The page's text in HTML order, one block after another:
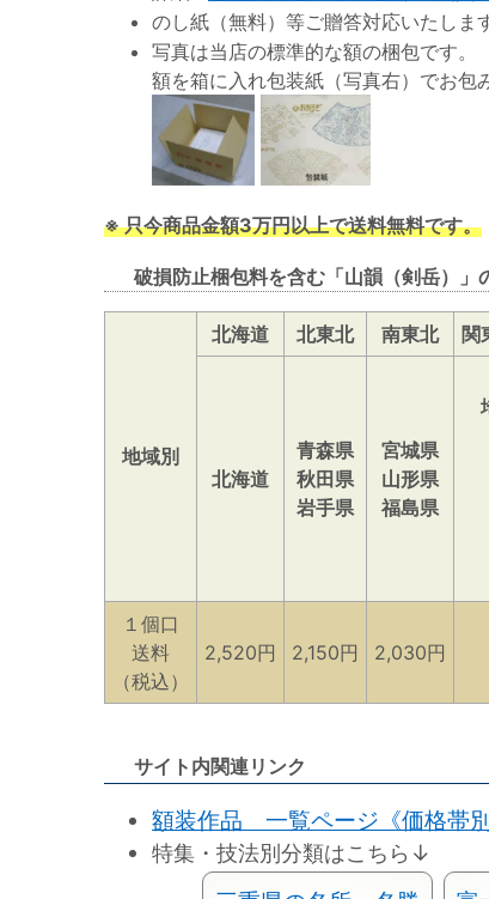
のし紙（無料）等ご贈答対応いたしま
写真は当店の標準的な額の梱包です。
額を箱に入れ包装紙（写真右）でお包
※ 只今商品金額3万円以上で送料無料です。
破損防止梱包料を含む「山韻（剣岳）」
地域別
北海道 北東北 南東北 関
北海道
青森県
秋田県
岩手県
宮城県
山形県
福島県
１個口
送料
（税込）
2,520円 2,150円 2,030円
サイト内関連リンク
額装作品 一覧ページ《価格帯別
特集・技法別分類はこちら↓